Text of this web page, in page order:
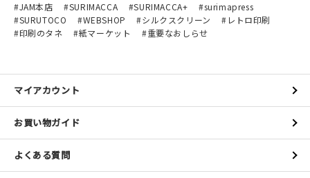
JAM本店
SURIMACCA SURIMACCA+
surimapress
SURUTOCO
WEBSHOP シルクスクリーン
レトロ印刷
印刷のタネ
紙マーケット 重要なおしらせ
マイアカウント
お買い物ガイド
よくある質問